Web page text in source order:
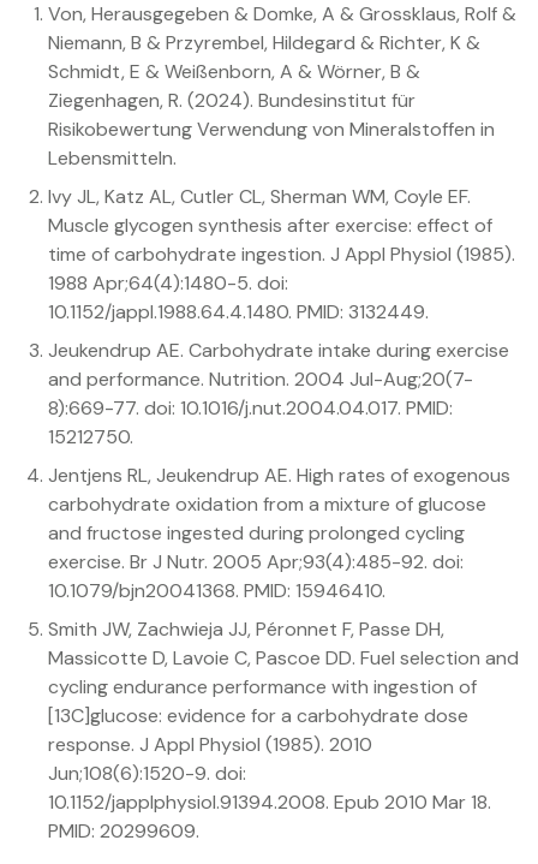
Von, Herausgegeben & Domke, A & Grossklaus, Rolf &
Niemann, B & Przyrembel, Hildegard & Richter, K &
Schmidt, E & Weißenborn, A & Wörner, B &
Ziegenhagen, R. (2024). Bundesinstitut für
Risikobewertung Verwendung von Mineralstoffen in
Lebensmitteln.
Ivy JL, Katz AL, Cutler CL, Sherman WM, Coyle EF.
Muscle glycogen synthesis after exercise: effect of
time of carbohydrate ingestion. J Appl Physiol (1985).
1988 Apr;64(4):1480-5. doi:
10.1152/jappl.1988.64.4.1480. PMID: 3132449.
Jeukendrup AE. Carbohydrate intake during exercise
and performance. Nutrition. 2004 Jul-Aug;20(7-
8):669-77. doi: 10.1016/j.nut.2004.04.017. PMID:
15212750.
Jentjens RL, Jeukendrup AE. High rates of exogenous
carbohydrate oxidation from a mixture of glucose
and fructose ingested during prolonged cycling
exercise. Br J Nutr. 2005 Apr;93(4):485-92. doi:
10.1079/bjn20041368. PMID: 15946410.
Smith JW, Zachwieja JJ, Péronnet F, Passe DH,
Massicotte D, Lavoie C, Pascoe DD. Fuel selection and
cycling endurance performance with ingestion of
[13C]glucose: evidence for a carbohydrate dose
response. J Appl Physiol (1985). 2010
Jun;108(6):1520-9. doi:
10.1152/japplphysiol.91394.2008. Epub 2010 Mar 18.
PMID: 20299609.